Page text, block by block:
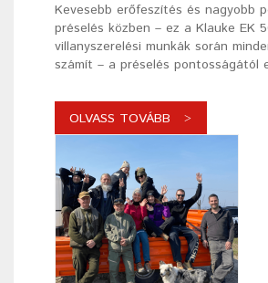
Kevesebb erőfeszítés és nagyobb
préselés közben – ez a Klauke EK
villanyszerelési munkák során
számít – a préselés pontosságától
OLVASS TOVÁBB